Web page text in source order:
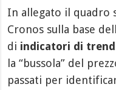
In allegato il quadro
Cronos sulla base
di indicatori di
la “bussola” del
passati per